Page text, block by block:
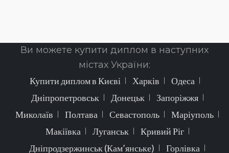
Ви можете купити диплом в наступних
містах України:
Купити диплом в Києві
Харків
Одеса
Дніпропетровськ
Донецьк
Запоріжжя
Миколаїв
Полтава Севастополь
Маріуполь
Макіївка
Луганськ
Кривий Ріг
Дніпродзержинськ (Кам’янське)
Горлівка